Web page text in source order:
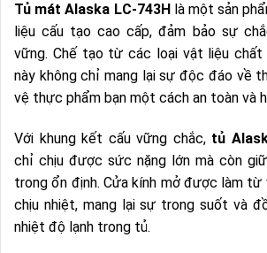
Tủ mát Alaska LC-743H là một sản
liệu cấu tạo cao cấp, đảm bảo sự
vững. Chế tạo từ các loại vật liệu
này không chỉ mang lại sự độc đáo về
vệ thực phẩm bạn một cách an toàn và
Với khung kết cấu vững chắc, tủ
chỉ chịu được sức nặng lớn mà còn
trong ổn định. Cửa kính mở được làm
chịu nhiệt, mang lại sự trong suốt và
nhiệt độ lạnh trong tủ.